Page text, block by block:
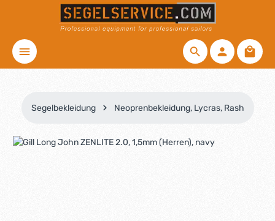
Zum Hauptinhalt springen
Segelbekleidung Neoprenbekleidung, Lycras, Rash
Bildergalerie überspringen